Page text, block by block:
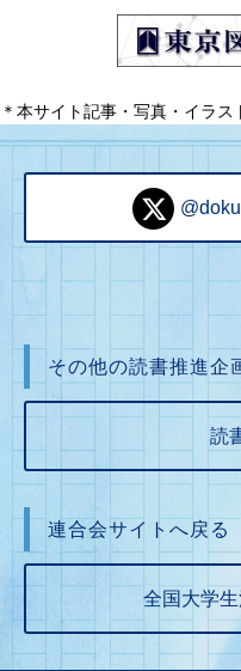
＊本サイト記事・写真・イラス
その他の読書推進企
読
連合会サイトへ戻る
全国大学